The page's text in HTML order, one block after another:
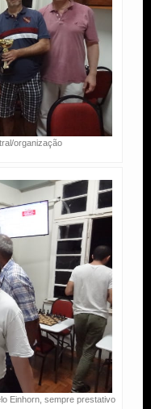
organização
Einhorn, sempre prestativo